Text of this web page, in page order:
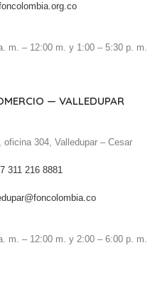
m. – 12:00 m. y 1:00 – 5:30 p. m.
— VALLEDUPAR
304, Valledupar – Cesar
311 216 8881
m. – 12:00 m. y 2:00 – 6:00 p. m.